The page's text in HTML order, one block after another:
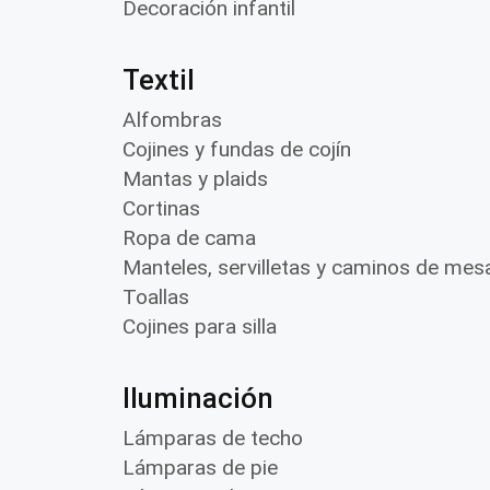
Decoración infantil
Textil
Alfombras
Cojines y fundas de cojín
Mantas y plaids
Cortinas
Ropa de cama
Manteles, servilletas y caminos de
Toallas
Cojines para silla
Iluminación
Lámparas de techo
Lámparas de pie